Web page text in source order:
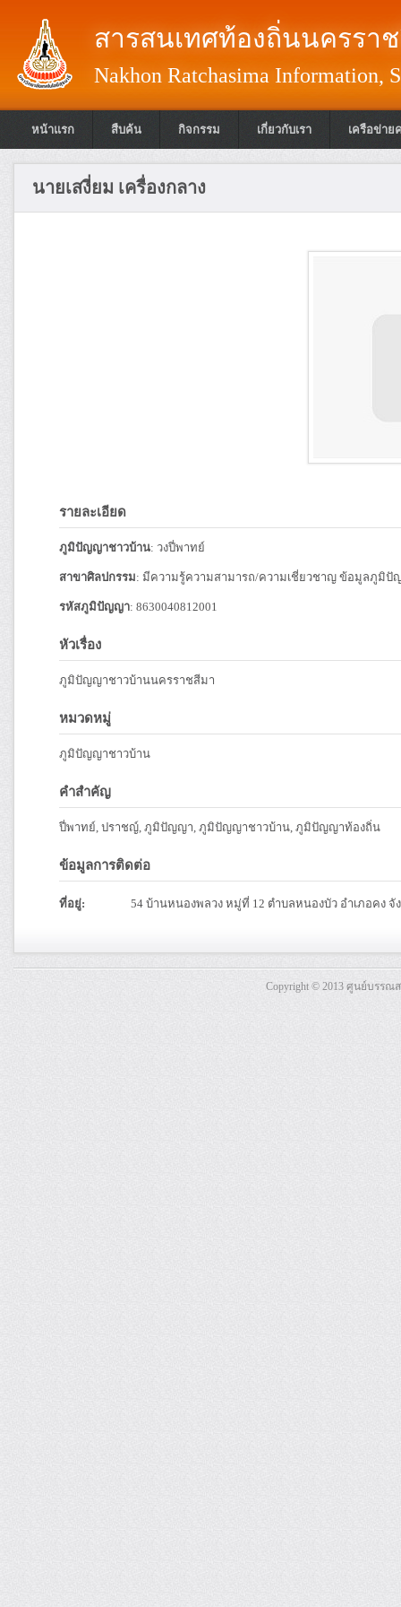
สารสนเทศท้องถิ่นนครรา
Nakhon Ratchasima Information,
หน้าแรก สืบค้น กิจกรรม เกี่ยวกับเรา เครือข่าย
นายเสงี่ยม เครื่องกลาง
รายละเอียด
ภูมิปัญญาชาวบ้าน: วงปี่พาทย์
สาขาศิลปกรรม: มีความรู้ความสามารถ/ความเชี่ยวชาญ ข้อมูลภูมิปั
รหัสภูมิปัญญา: 8630040812001
หัวเรื่อง
ภูมิปัญญาชาวบ้านนครราชสีมา
หมวดหมู่
ภูมิปัญญาชาวบ้าน
คำสำคัญ
ปี่พาทย์, ปราชญ์, ภูมิปัญญา, ภูมิปัญญาชาวบ้าน, ภูมิปัญญาท้องถิ่น
ข้อมูลการติดต่อ
ที่อยู่: 54 บ้านหนองพลวง หมู่ที่ 12 ตำบลหนองบัว อำเภอคง จั
Copyright © 2013 ศูนย์บรร